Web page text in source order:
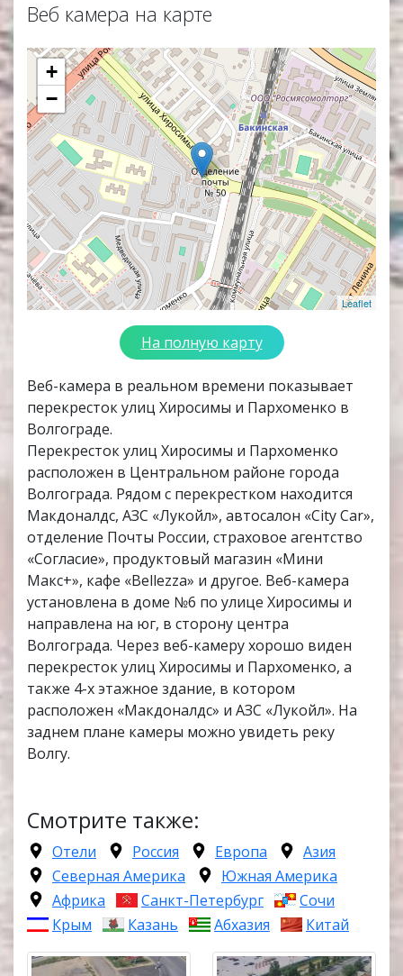
Веб камера на карте
+
−
Leaflet
На полную карту
Веб-камера в реальном времени показывает
перекресток улиц Хиросимы и Пархоменко в
Волгограде.
Перекресток улиц Хиросимы и Пархоменко
расположен в Центральном районе города
Волгограда. Рядом с перекрестком находится
Макдоналдс, АЗС «Лукойл», автосалон «City Car»,
отделение Почты России, страховое агентство
«Согласие», продуктовый магазин «Мини
Макс+», кафе «Bellezza» и другое. Веб-камера
установлена в доме №6 по улице Хиросимы и
направлена на юг, в сторону центра
Волгограда. Через веб-камеру хорошо виден
перекресток улиц Хиросимы и Пархоменко, а
также 4-х этажное здание, в котором
расположен «Макдоналдс» и АЗС «Лукойл». На
заднем плане камеры можно увидеть реку
Волгу.
Смотрите также:
Отели Россия Европа
Азия
Северная Америка
Южная Америка
Африка
Санкт-Петербург
Сочи
Крым
Казань Абхазия Китай